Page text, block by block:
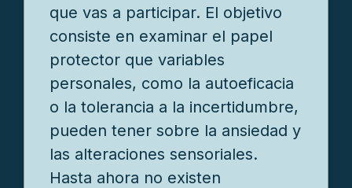
que vas a participar. El objetivo
consiste en examinar el papel
protector que variables
personales, como la autoeficacia
o la tolerancia a la incertidumbre,
pueden tener sobre la ansiedad y
las alteraciones sensoriales.
Hasta ahora no existen